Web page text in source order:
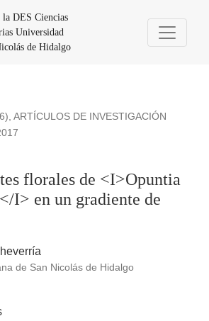
DES Ciencias
Universidad
de Hidalgo
, ARTÍCULOS DE INVESTIGACIÓN
florales de <I>Opuntia
I> en un gradiente de
de San Nicolás de Hidalgo